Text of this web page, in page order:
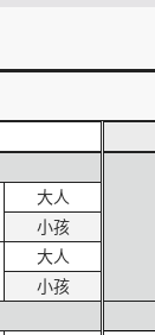
大人
小孩
大人
小孩